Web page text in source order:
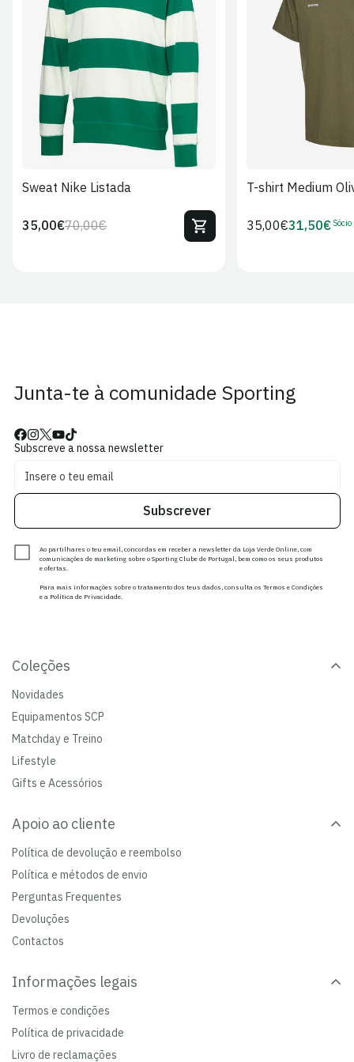
S XL 2XL
Sweat Nike Listada
Preço
70,00€Preço
35,00€
T-shirt Medium
Preço
35,00€Preço
31,50€ Sócio
Junta-te à comunidade Sporting
Subscreve a nossa newsletter
Subscrever
Ao partilhares o teu email, concordas em receber a newsletter da Loja Verde Online, com
comunicações de marketing sobre o Sporting Clube de Portugal, bem como os seus produtos
e ofertas.
Para mais informações sobre o tratamento dos teus dados, consulta os Termos e Condições
e a Política de Privacidade.
Coleções
Novidades
Equipamentos SCP
Matchday e Treino
Lifestyle
Gifts e Acessórios
Apoio ao cliente
Política de devolução e reembolso
Política e métodos de envio
Perguntas Frequentes
Devoluções
Contactos
Informações legais
Termos e condições
Política de privacidade
Livro de reclamações